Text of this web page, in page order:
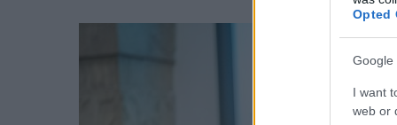
Opted
Google
I want
web or